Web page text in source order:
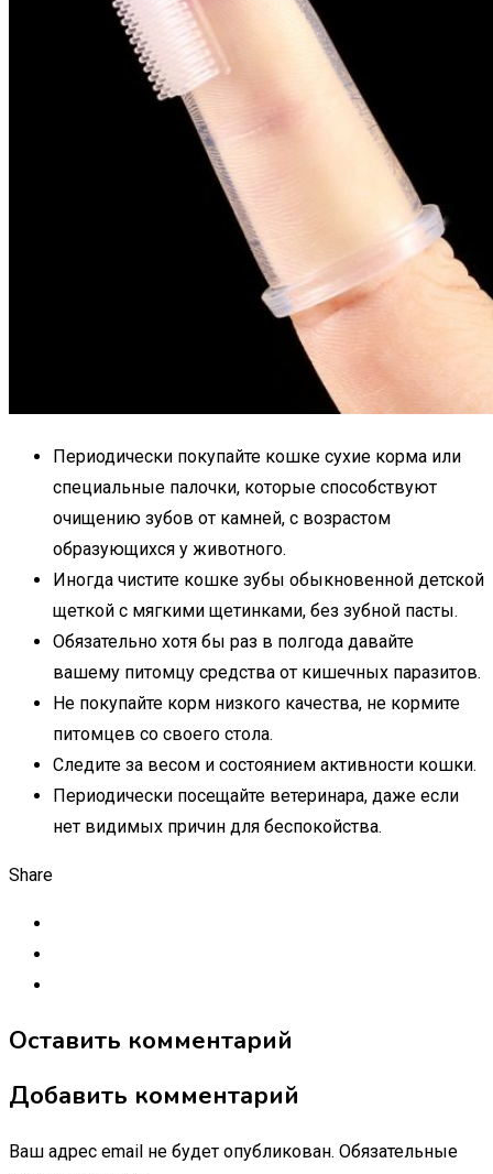
Периодически покупайте кошке сухие корма или
специальные палочки, которые способствуют
очищению зубов от камней, с возрастом
образующихся у животного.
Иногда чистите кошке зубы обыкновенной детской
щеткой с мягкими щетинками, без зубной пасты.
Обязательно хотя бы раз в полгода давайте
вашему питомцу средства от кишечных паразитов.
Не покупайте корм низкого качества, не кормите
питомцев со своего стола.
Следите за весом и состоянием активности кошки.
Периодически посещайте ветеринара, даже если
нет видимых причин для беспокойства.
Share
Оставить комментарий
Добавить комментарий
Ваш адрес email не будет опубликован. Обязательные